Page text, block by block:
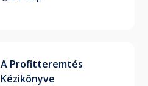
A Profitteremtés
Kézikönyve